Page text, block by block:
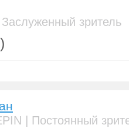
Заслуженный зритель
| Постоянный